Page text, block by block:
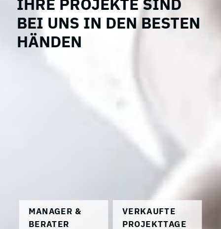
IHRE PROJEKTE SIND
BEI UNS IN DEN BESTEN
HÄNDEN
MANAGER &
BERATER
VERKAUFTE
PROJEKTTAGE